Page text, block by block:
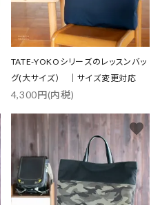
TATE-YOKOシリーズのレッスンバッ
グ(大サイズ） ｜サイズ変更対応
4,300円(内税)
favorite